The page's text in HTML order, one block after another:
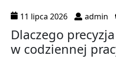
11 lipca 2026 admin
Dlaczego
w codziennej